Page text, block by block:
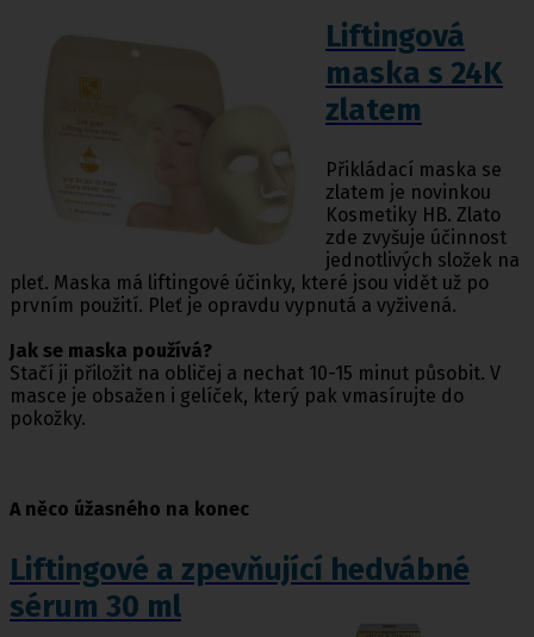
Liftingová
maska s 24K
zlatem
Přikládací maska se
zlatem je novinkou
Kosmetiky HB. Zlato
zde zvyšuje účinnost
jednotlivých složek na
pleť. Maska má liftingové účinky, které jsou vidět už po
prvním použití. Pleť je opravdu vypnutá a vyživená.
Jak se maska používá?
Stačí ji přiložit na obličej a nechat 10-15 minut působit. V
masce je obsažen i gelíček, který pak vmasírujte do
pokožky.
A něco úžasného na konec
Liftingové a zpevňující hedvábné
sérum 30 ml